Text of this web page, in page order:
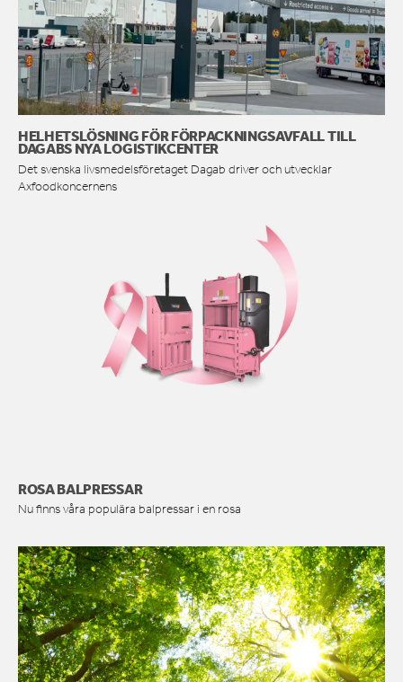
HELHETSLÖSNING FÖR FÖRPACKNINGSAVFALL TILL
DAGABS NYA LOGISTIKCENTER
Det svenska livsmedelsföretaget Dagab driver och utvecklar
Axfoodkoncernens
ROSA BALPRESSAR
Nu finns våra populära balpressar i en rosa